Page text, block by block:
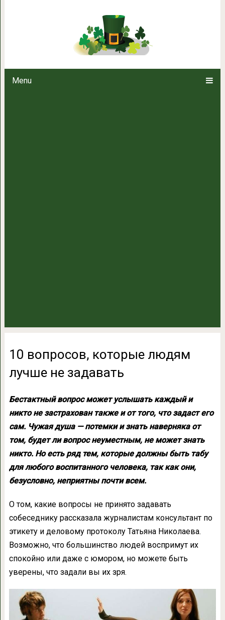
Menu
10 вопросов, которые
10 вопросов, которые людям
лучше не задавать
Бестактный вопрос может услышать каждый и
никто не застрахован также и от того, что задаст его
сам. Чужая душа — потемки и знать наверняка от
том, будет ли вопрос неуместным, не может знать
никто. Но есть ряд тем, которые должны быть табу
для любого воспитанного человека, так как они,
безусловно, неприятны почти всем.
О том, какие вопросы не принято задавать
собеседнику рассказала журналистам консультант по
этикету и деловому протоколу Татьяна Николаева.
Возможно, что большинство людей воспримут их
спокойно или даже с юмором, но можете быть
уверены, что задали вы их зря.